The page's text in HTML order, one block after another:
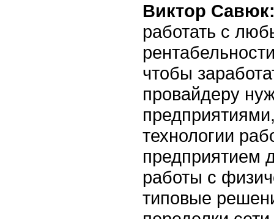
Виктор
работать с
чтобы
провайдеру
технологии
предприятием
работы с
типовые